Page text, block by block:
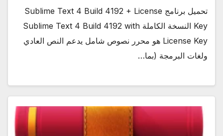
تحميل برنامج Sublime Text 4 Build 4192 + License
Key النسخة الكاملة Sublime Text 4 Build 4192 with
License Key هو محرر نصوص شامل يدعم النص العادي
ولغات البرمجة (بما…